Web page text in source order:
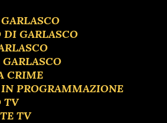
GARLASCO
CRIME
IN PROGRAMMAZIONE
TV
TV